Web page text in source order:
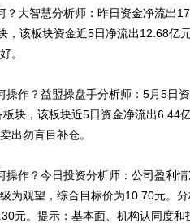
大智慧分析师：昨日资金净流出
，该板块资金近5日净流出12.68亿
。
作？益盟操盘手分析师：5月5日
块，该板块近5日资金净流出6.44
出勿盲目补仓。
作？今日投资分析师：公司盈利
为观望，综合目标价为10.70元。
元。提示：基本面、机构认同度和